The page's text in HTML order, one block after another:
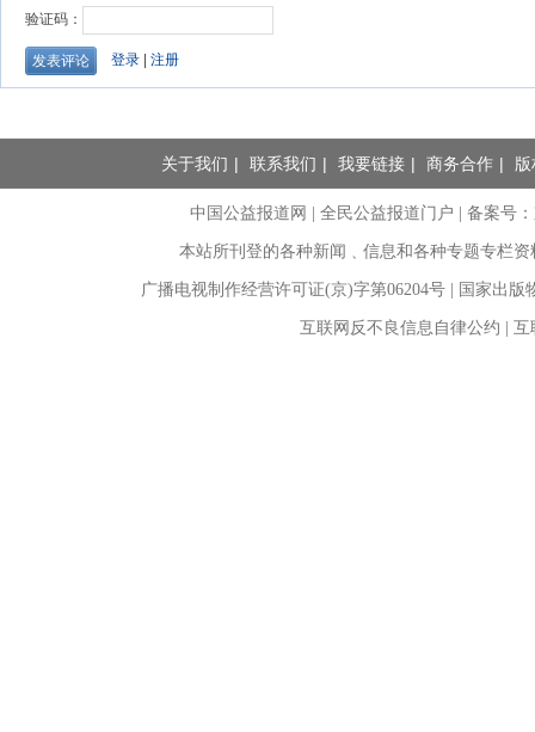
关于我们 | 联系我们 | 我要链接 | 商务合作 |
中国公益报道网 | 全民公益报道门户 |备案号
本站所刊登的各种新闻﹑信息和各种专题专栏
广播电视制作经营许可证(京)字第06204号 | 国家出
互联网反不良信息自律公约 |